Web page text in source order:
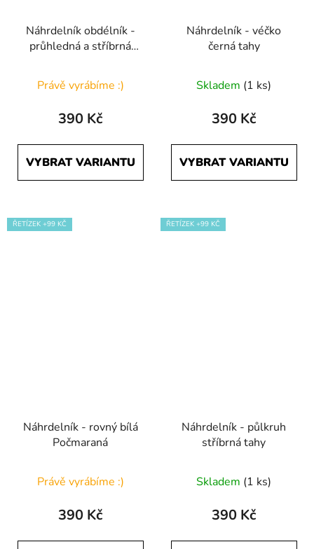
Náhrdelník obdélník -
průhledná a stříbrná
Právě vyrábíme :)
390 Kč
VYBRAT VARIANTU
Náhrdelník - véčko
černá tahy
Skladem (1 ks)
390 Kč
VYBRAT VARIANTU
ŘETÍZEK +99 KČ
Náhrdelník - rovný bílá
Počmaraná
Právě vyrábíme :)
390 Kč
ŘETÍZEK +99 KČ
Náhrdelník - půlkruh
stříbrná tahy
Skladem (1 ks)
390 Kč